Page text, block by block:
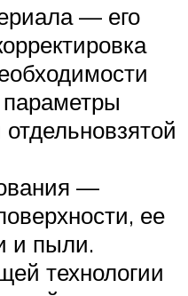
— его
—
ее
и пыли.
технологии